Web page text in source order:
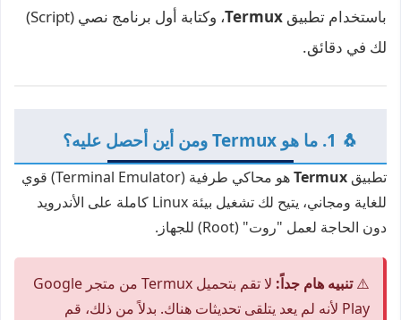
باستخدام تطبيق Termux
، وكتابة أول برنامج نصي (Script)
لك في دقائق.
🐧 1. ما هو Termux ومن أين أحصل عليه؟
تطبيق Termux
هو محاكي طرفية (Terminal Emulator) قوي
للغاية ومجاني، يتيح لك تشغيل بيئة Linux كاملة على الأندرويد
دون الحاجة لعمل "روت" (Root) للجهاز.
⚠️تنبيه هام جداً:
لا تقم بتحميل Termux من متجر Google
Play لأنه لم يعد يتلقى تحديثات هناك. بدلاً من ذلك، قم